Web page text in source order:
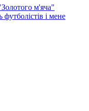
м'яча"
і мене